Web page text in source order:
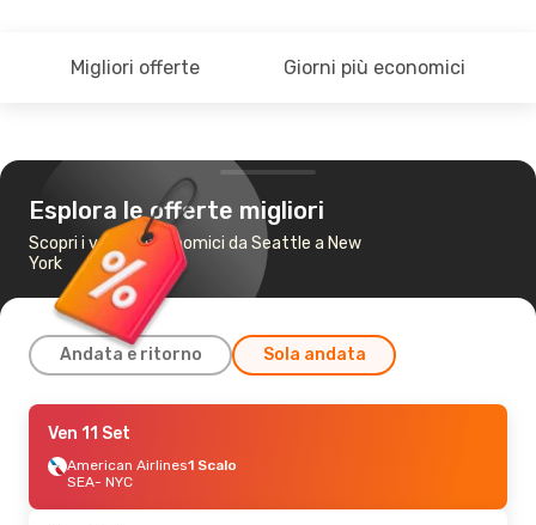
Migliori offerte Giorni più economici
Esplora le offerte migliori
Scopri i voli più economici da Seattle a New
York
Andata e ritorno Sola andata
Dom 20 Set
Alaska Airlines1 Scalo
SEA- NYC
NYC- SEA
Ven 11 Set
American Airlines1 Scalo
SEA- NYC